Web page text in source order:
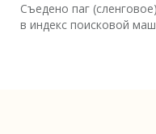
Съедено паг
в индекс поисковой